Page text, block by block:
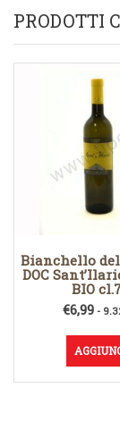
PRODOTTI
Bianchello
DOC
BIO
€6,99-